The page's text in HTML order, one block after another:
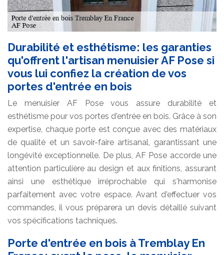
Durabilité et esthétisme: les garanties
qu'offrent l'artisan menuisier AF Pose si
vous lui confiez la création de vos
portes d'entrée en bois
Le menuisier AF Pose vous assure durabilité et
esthétisme pour vos portes d'entrée en bois. Grâce à son
expertise, chaque porte est conçue avec des matériaux
de qualité et un savoir-faire artisanal, garantissant une
longévité exceptionnelle. De plus, AF Pose accorde une
attention particulière au design et aux finitions, assurant
ainsi une esthétique irréprochable qui s'harmonise
parfaitement avec votre espace. Avant d'effectuer vos
commandes, il vous préparera un devis détaillé suivant
vos spécifications tachniques.
Porte d'entrée en bois à Tremblay En